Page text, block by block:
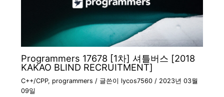
Programmers 17678 [1차] 셔틀버스 [2018
KAKAO BLIND RECRUITMENT]
C++/CPP, programmers / 글쓴이 lycos7560 / 2023년 03월
09일